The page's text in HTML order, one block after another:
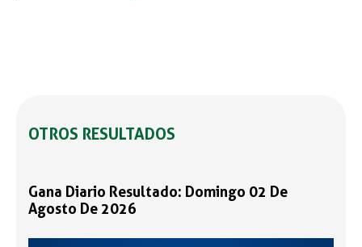
OTROS RESULTADOS
Gana Diario Resultado: Domingo 02 De
Agosto De 2026